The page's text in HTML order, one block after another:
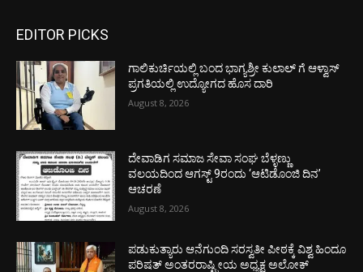
EDITOR PICKS
ಗಾಲಿಕುರ್ಚಿಯಲ್ಲಿ ಬಂದ ಭಾಗ್ಯಶ್ರೀ ಕುಲಾಲ್ ಗೆ ಆಳ್ವಾಸ್
ಪ್ರಗತಿಯಲ್ಲಿ ಉದ್ಯೋಗದ ಹೊಸ ದಾರಿ
August 8, 2026
ದೇವಾಡಿಗ ಸಮಾಜ ಸೇವಾ ಸಂಘ ಬೆಳ್ಳಣ್ಣು
ವಲಯದಿಂದ ಆಗಸ್ಟ್ 9ರಂದು ‘ಆಟಿಡೊಂಜಿ ದಿನ’
ಆಚರಣೆ
August 8, 2026
ಪಡುಕುತ್ಯಾರು ಆನೆಗುಂದಿ ಸರಸ್ವತೀ ಪೀಠಕ್ಕೆ ವಿಶ್ವ ಹಿಂದೂ
ಪರಿಷತ್ ಅಂತರರಾಷ್ಟ್ರೀಯ ಅಧ್ಯಕ್ಷ ಅಲೋಕ್